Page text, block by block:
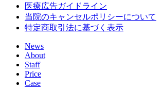
医療広告ガイドライン
当院のキャンセルポリシーについて
特定商取引法に基づく表示
News
About
Staff
Price
Case